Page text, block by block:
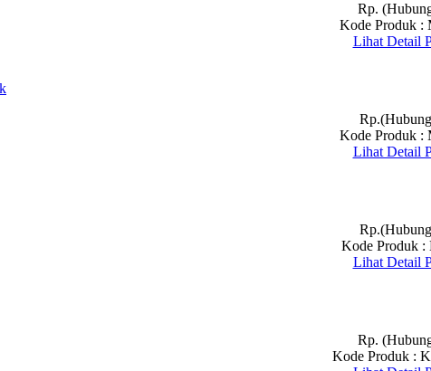
Rp.
Kode Produk :
Lihat Detail
Kode Produk :
Lihat Detail
Kode Produk :
Lihat Detail
Rp.
Kode Produk :